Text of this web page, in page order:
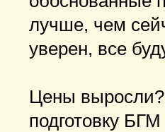
лучше, чем
уверен, все
Цены выросли?
подготовку